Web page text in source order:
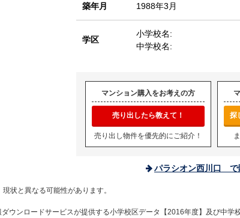
築年月 1988年3月
学区
小学校名:
中学校名:
マンション購入をお考えの方
売り出したら教えて！
売り出し物件を優先的にご紹介！
探
パラシオン西川口 で
状と異なる可能性があります。
ウンロードサービスが提供する小学校区データ【2016年度】及び中学